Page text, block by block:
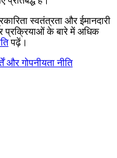
स्वतंत्रता और ईमानदारी
प्रक्रियाओं के बारे में अधिक
पढ़ें।
और गोपनीयता नीति